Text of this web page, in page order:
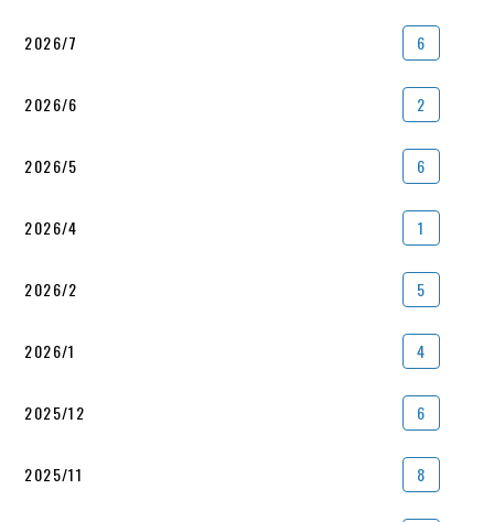
2026/7 6
2026/6 2
2026/5 6
2026/4 1
2026/2 5
2026/1 4
2025/12 6
2025/11 8